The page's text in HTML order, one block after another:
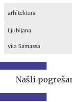
arhitektura
Ljubljana
vila Samassa
Našli